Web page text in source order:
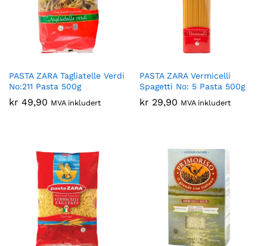
PASTA ZARA Tagliatelle Verdi
No:211 Pasta 500g
kr 49,90 MVA inkludert
PASTA ZARA Vermicelli
Spagetti No: 5 Pasta 500g
kr 29,90 MVA inkludert